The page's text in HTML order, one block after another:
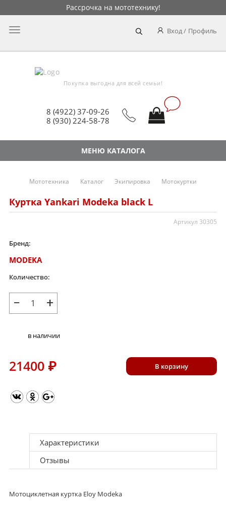
Рассрочка на мототехнику!
Вход Профиль
Главное
8 (4922) 37-09-26
8 (930) 224-58-78
Покупка выгодна для всей семьи!
МЕНЮ КАТАЛОГА
Мототехника Каталог Экипировка Мотокуртки
Куртка Yankari Modeka black L
Артикул 30305
Бренд:
MODEKA
Количество:
− +
в наличии
21400 ₽ В корзину
Характеристики
Отзывы
Мотоциклетная куртка Eloy Modeka